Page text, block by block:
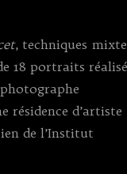
, techniques
18 portraits
résidence d’artiste
de l’Institut